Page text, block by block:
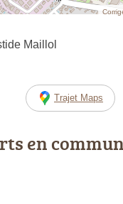
Maillol
Trajet Maps
en commun